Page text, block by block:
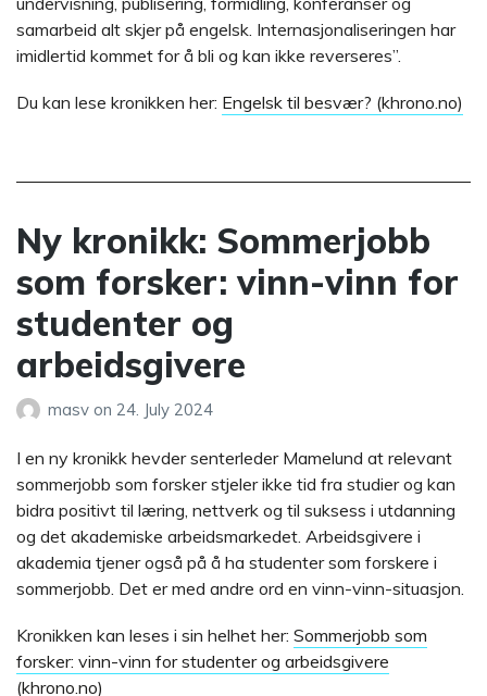
samarbeid alt skjer på engelsk. Inter­nasjonal­iseringen har
imidlertid kommet for å bli og kan ikke reverseres”.
Du kan lese kronikken her: Engelsk til besvær? (khrono.no)
Ny kronikk: Sommerjobb
som forsker: vinn-vinn for
studenter og
arbeidsgivere
masv on 24. July 2024
I en ny kronikk hevder senterleder Mamelund at relevant
sommerjobb som forsker stjeler ikke tid fra studier og kan
bidra positivt til læring, nettverk og til suksess i utdanning
og det akademiske arbeidsmarkedet. Arbeidsgivere i
akademia tjener også på å ha studenter som forskere i
sommerjobb. Det er med andre ord en vinn-vinn-situasjon.
Kronikken kan leses i sin helhet her: Sommerjobb som
forsker: vinn-vinn for studenter og arbeidsgivere
(khrono.no)